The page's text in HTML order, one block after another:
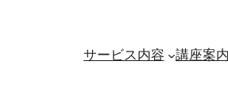
サービス内容 講座案内